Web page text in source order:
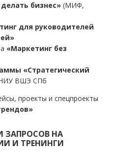
бизнес» (МИФ,
для руководителей
«Маркетинг без
«Стратегический
ВШЭ СПб
проекты и спецпроекты
ЗАПРОСОВ НА
И ТРЕНИНГИ